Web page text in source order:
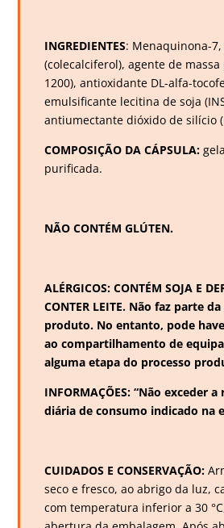
INGREDIENTES: Menaquinona-
(colecalciferol), agente de
1200), antioxidante DL-alfa-
emulsificante lecitina de soja
antiumectante dióxido de silício
COMPOSIÇÃO DA CÁPSULA:
purificada.
NÃO CONTÉM GLÚTEN.
ALÉRGICOS: CONTÉM SOJA E
CONTER LEITE. Não faz parte
produto. No entanto, pode
ao compartilhamento de
alguma etapa do processo
INFORMAÇÕES: “Não exceder
diária de consumo indicado na
CUIDADOS E CONSERVAÇÃO:
seco e fresco, ao abrigo da luz,
com temperatura inferior a 30